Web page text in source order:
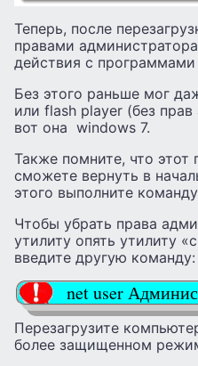
Теперь, после
правами
действия с
Без этого раньше мог
или flash player (без
вот она windows 7.
Также помните, что этот
сможете вернуть в
этого выполните
Чтобы убрать права
утилиту опять утилиту
введите другую команду:
net user
Перезагрузите
более защищенном